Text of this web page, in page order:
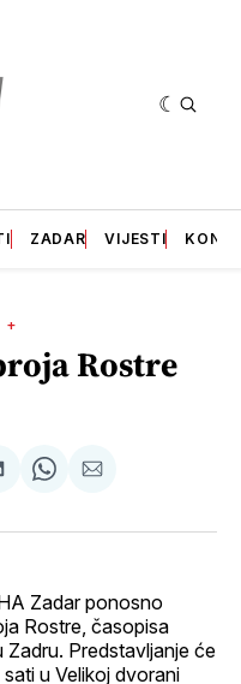
ZADAR VIJESTI
+
Rostre
Sharepodijeli
Zadar ponosno
Rostre, časopisa
Predstavljanje će
u Velikoj dvorani